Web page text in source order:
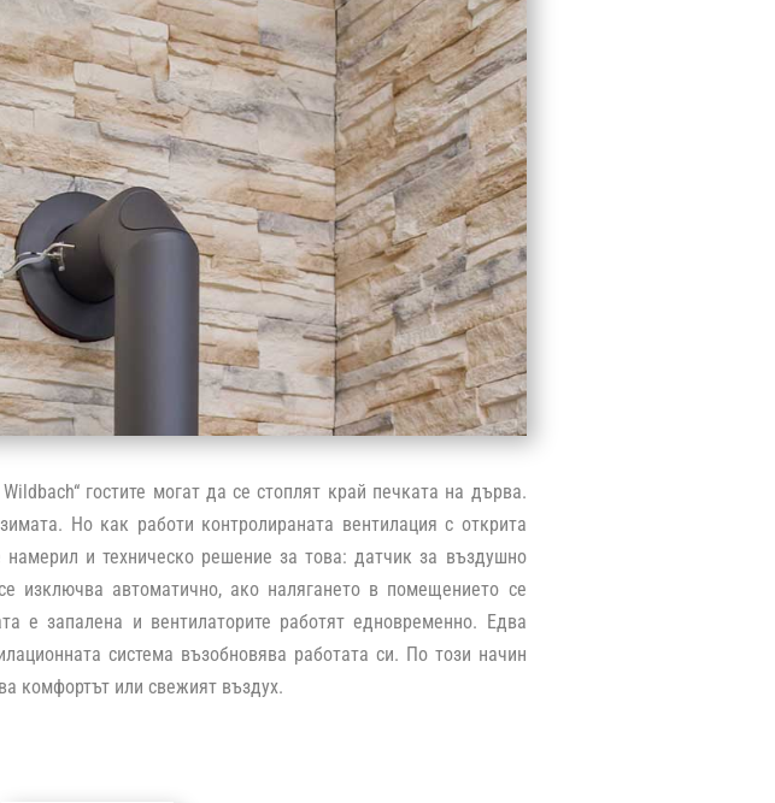
гостите могат да се стоплят край печката на дърва.
Но как работи контролираната вентилация с открита
и техническо решение за това: датчик за въздушно
изключва автоматично, ако налягането в помещението се
е запалена и вентилаторите работят едновременно. Едва
система възобновява работата си. По този начин
комфортът или свежият въздух.